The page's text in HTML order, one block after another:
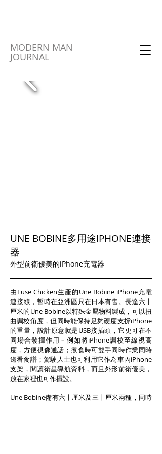
MODERN MAN
JOURNAL
UNE BOBINE多用途IPHONE連接
器
外型前衛優美的iPhone充電器
由Fuse Chicken生產的Une Bobine iPhone充電
連接線，暫時在亞洲區只在日本有售。長達六十
厘米的Une Bobine以特殊金屬物料製成，可以扭
曲調校角度，但同時能保持足夠硬度支撐iPhone
的重量，設計原意就是USB接插頭，它更可在不
同場合發揮作用﹣例如將iPhone調校至線視高
度，方便視像通話；煮食時可雙手同時作業同時
邊看食譜；駕駛人士也可利用它作為車內iPhone
支架，閱讀衛星導航資料，而且外形前衛優美，
放在家裡也可作擺設。
Une Bobine備有六十厘米及三十厘米兩種，同時